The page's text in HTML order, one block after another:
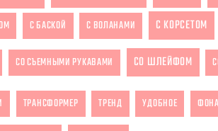
С БАСКОЙ С ВОЛАНАМИ С КОРСЕТОМ
СО СЪЕМНЫМИ РУКАВАМИ СО ШЛЕЙФОМ
ТРАНСФОРМЕР ТРЕНД УДОБНОЕ